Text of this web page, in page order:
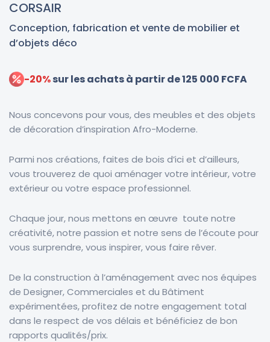
CORSAIR
Conception, fabrication et vente de mobilier et
d’objets déco
-20%sur les achats à partir de 125 000 FCFA
Nous concevons pour vous, des meubles et des objets
de décoration d’inspiration Afro-Moderne.
Parmi nos créations, faites de bois d’ici et d’ailleurs,
vous trouverez de quoi aménager votre intérieur, votre
extérieur ou votre espace professionnel.
Chaque jour, nous mettons en œuvre toute notre
créativité, notre passion et notre sens de l’écoute pour
vous surprendre, vous inspirer, vous faire rêver.
De la construction à l’aménagement avec nos équipes
de Designer, Commerciales et du Bâtiment
expérimentées, profitez de notre engagement total
dans le respect de vos délais et bénéficiez de bon
rapports qualités/prix.